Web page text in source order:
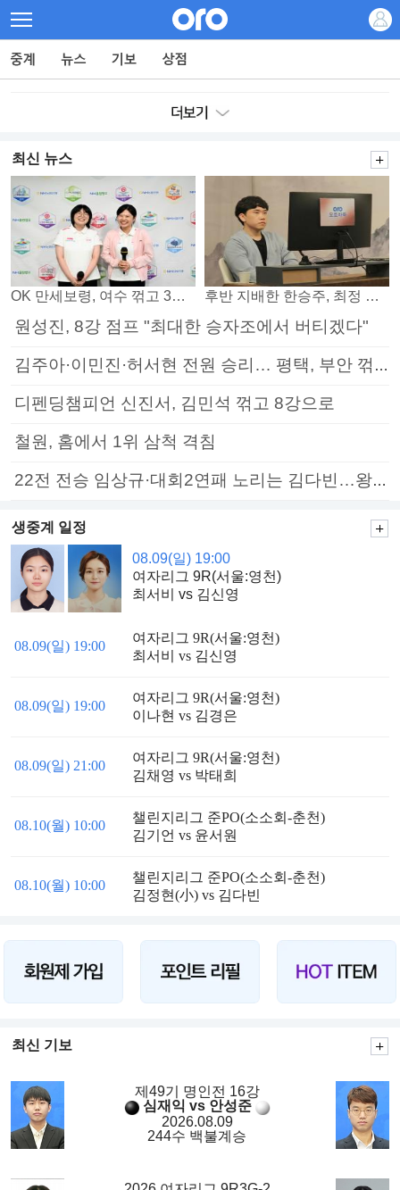
최신 뉴스
OK 만세보령, 여수 꺾고 3연패 탈출 후반 지배한 한승주, 최정 꺾고 8강 진출
원성진, 8강 점프 "최대한 승자조에서 버티겠다"
김주아·이민진·허서현 전원 승리… 평택, 부안 꺾고 5연승
디펜딩챔피언 신진서, 김민석 꺾고 8강으로
철원, 홈에서 1위 삼척 격침
22전 전승 임상규·대회2연패 노리는 김다빈…왕중왕전 16강 7일부터
생중계 일정
08.09(일) 19:00
여자리그 9R(서울:영천)
최서비 vs 김신영
08.09(일) 19:00
여자리그 9R(서울:영천)
최서비 vs 김신영
08.09(일) 19:00
여자리그 9R(서울:영천)
이나현 vs 김경은
08.09(일) 21:00
여자리그 9R(서울:영천)
김채영 vs 박태희
08.10(월) 10:00
챌린지리그 준PO(소소회-춘천)
김기언 vs 윤서원
08.10(월) 10:00
챌린지리그 준PO(소소회-춘천)
김정현(小) vs 김다빈
최신 기보
제49기 명인전 16강
심재익 vs 안성준
2026.08.09
244수 백불계승